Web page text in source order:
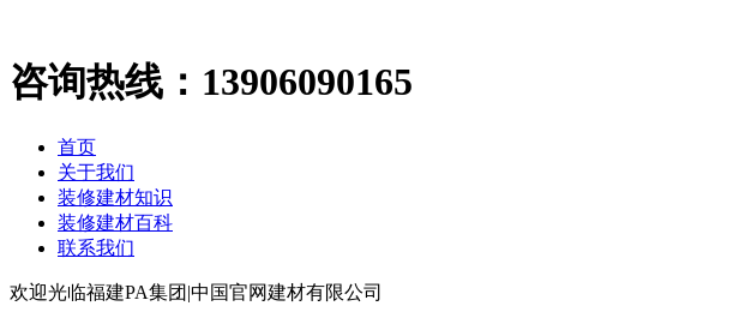
咨询热线： 13906090165
首页
关于我们
装修建材知识
装修建材百科
联系我们
欢迎光临福建PA集团|中国官网建材有限公司